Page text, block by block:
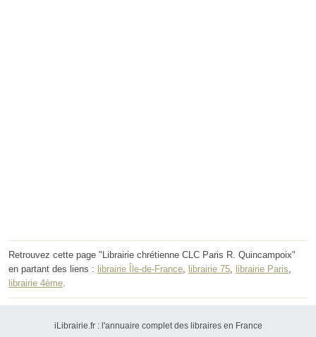
Retrouvez cette page "Librairie chrétienne CLC Paris R. Quincampoix"
en partant des liens : librairie Île-de-France, librairie 75, librairie Paris,
librairie 4ème.
iLibrairie.fr : l'annuaire complet des libraires en France